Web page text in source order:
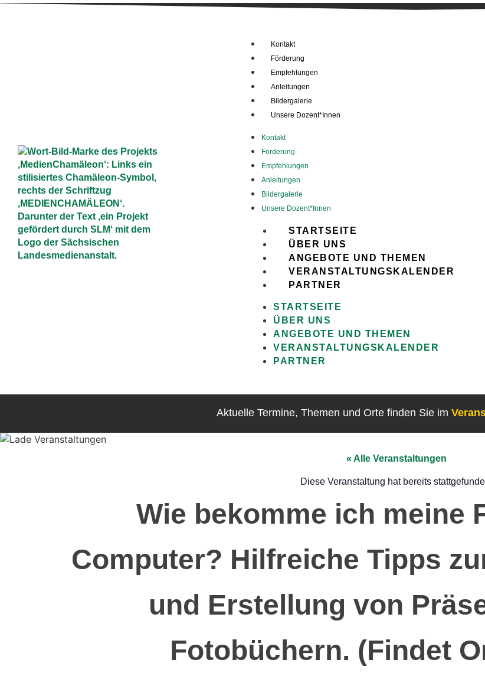
Kontakt
Förderung
Empfehlungen
Anleitungen
Bildergalerie
Unsere Dozent*Innen
Kontakt
Förderung
Empfehlungen
Anleitungen
Bildergalerie
Unsere Dozent*Innen
STARTSEITE
ÜBER UNS
ANGEBOTE UND THEMEN
VERANSTALTUNGSKALENDER
PARTNER
STARTSEITE
ÜBER UNS
ANGEBOTE UND THEMEN
VERANSTALTUNGSKALENDER
PARTNER
Aktuelle Termine, Themen und Orte finden Sie im
« Alle Veranstaltungen
Diese Veranstaltung hat bereits
Wie bekomme ich meine
Computer? Hilfreiche Tipps
und Erstellung von
Fotobüchern. (Findet